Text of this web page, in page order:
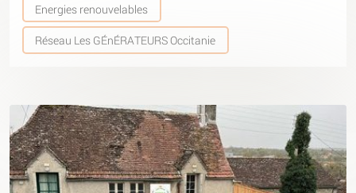
Energies renouvelables
Réseau Les GÉnÉRATEURS Occitanie